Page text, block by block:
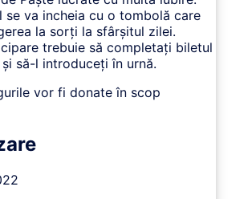
se va incheia cu o tombolă care
la sorți la sfârșitul zilei.
trebuie să completați biletul
să-l introduceți în urnă.
vor fi donate în scop